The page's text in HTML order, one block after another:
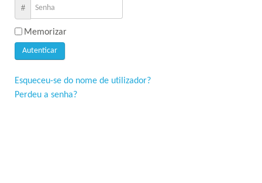
Senha
Memorizar
Autenticar
Esqueceu-se do nome de utilizador?
Perdeu a senha?